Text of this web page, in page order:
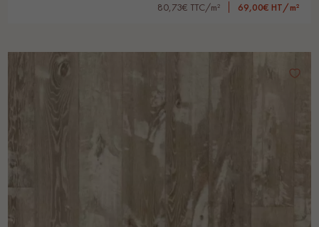
80,73€ TTC/m² 69,00€ HT/m²